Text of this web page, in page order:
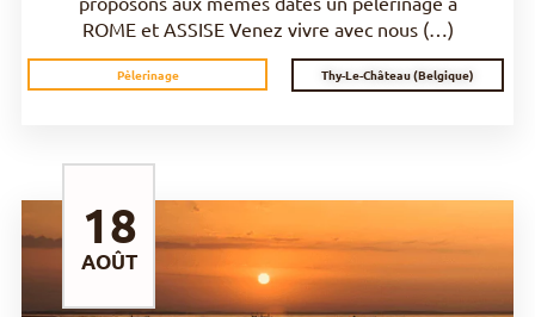
ROME et ASSISE Venez vivre avec nous (…)
Pèlerinage Thy-Le-Château (Belgique)
AOÛT
18